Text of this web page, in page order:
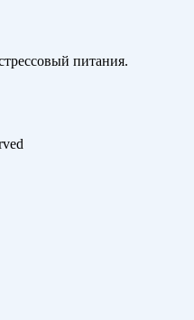
питания.